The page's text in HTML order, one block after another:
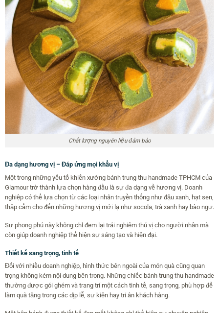
Chất lượng nguyên liệu đảm bảo
Đa dạng hương vị – Đáp ứng mọi khẩu vị
Một trong những yếu tố khiến xưởng bánh trung thu handmade TPHCM của
Glamour trở thành lựa chọn hàng đầu là sự đa dạng về hương vị. Doanh
nghiệp có thể lựa chọn từ các loại nhân truyền thống như đậu xanh, hạt sen,
thập cẩm cho đến những hương vị mới lạ như socola, trà xanh hay bào ngư.
Sự phong phú này không chỉ đem lại trải nghiệm thú vị cho người nhận mà
còn giúp doanh nghiệp thể hiện sự sáng tạo và hiện đại.
Thiết kế sang trọng, tinh tế
Đối với nhiều doanh nghiệp, hình thức bên ngoài của món quà cũng quan
trọng không kém nội dung bên trong. Những chiếc bánh trung thu handmade
thường được gói ghém và trang trí một cách tinh tế, sang trọng, phù hợp để
làm quà tặng trong các dịp lễ, sự kiện hay tri ân khách hàng.